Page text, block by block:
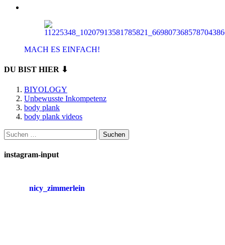
MACH ES EINFACH!
DU BIST HIER ⬇
BIYOLOGY
Unbewusste Inkompetenz
body plank
body plank videos
Suchen
nach:
instagram-input
nicy_zimmerlein